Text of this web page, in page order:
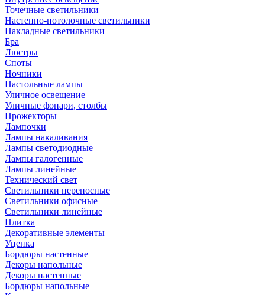
Точечные светильники
Настенно-потолочные светильники
Накладные светильники
Бра
Люстры
Споты
Ночники
Настольные лампы
Уличное освещение
Уличные фонари, столбы
Прожекторы
Лампочки
Лампы накаливания
Лампы светодиодные
Лампы галогенные
Лампы линейные
Технический свет
Светильники переносные
Светильники офисные
Светильники линейные
Плитка
Декоративные элементы
Уценка
Бордюры настенные
Декоры напольные
Декоры настенные
Бордюры напольные